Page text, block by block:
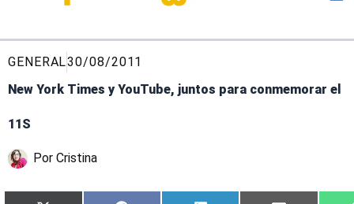
GENERAL30/08/2011
New York Times y YouTube, juntos para conmemorar el
11S
Por Cristina